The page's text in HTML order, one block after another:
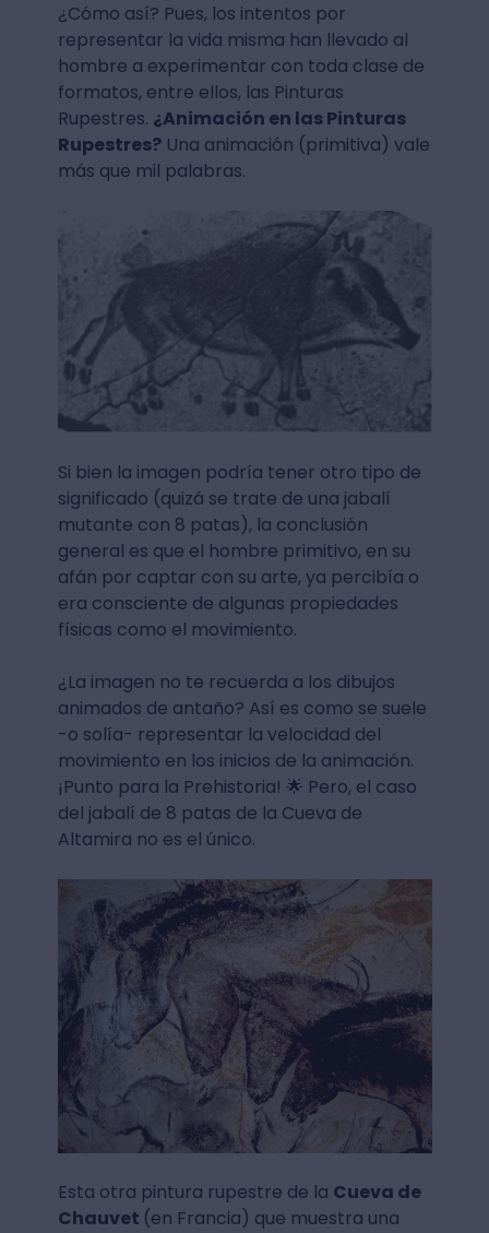
¿Cómo así? Pues, los intentos por
representar la vida misma han llevado al
hombre a experimentar con toda clase de
formatos, entre ellos, las Pinturas
Rupestres. ¿Animación en las Pinturas
Rupestres?Una animación (primitiva) vale
más que mil palabras.
Si bien la imagen podría tener otro tipo de
significado (quizá se trate de una jabalí
mutante con 8 patas), la conclusión
general es que el hombre primitivo, en su
afán por captar con su arte, ya percibía o
era consciente de algunas propiedades
físicas como el movimiento.
¿La imagen no te recuerda a los dibujos
animados de antaño? Así es como se suele
-o solía- representar la velocidad del
movimiento en los inicios de la animación.
¡Punto para la Prehistoria! 🌟 Pero, el caso
del jabalí de 8 patas de la Cueva de
Altamira no es el único.
Esta otra pintura rupestre de la Cueva de
Chauvet (en Francia) que muestra una